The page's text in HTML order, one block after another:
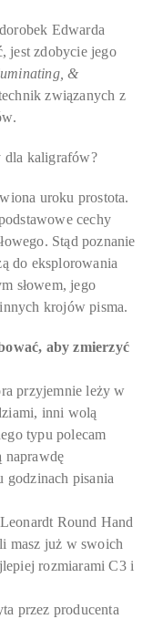
Edwarda
jest zdobycie jego
&
związanych z
dla kaligrafów?
uroku prostota.
cechy
Stąd poznanie
do eksplorowania
słowem, jego
krojów pisma.
aby zmierzyć
przyjemnie leży w
inni wolą
typu polecam
naprawdę
godzinach pisania
Round Hand
masz już w swoich
rozmiarami C3 i
przez producenta